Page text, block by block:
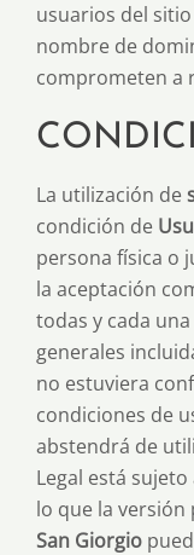
usuarios del
nombre de
comprometen a
La utilización de
condición de
persona física o
la aceptación
todas y cada
generales
no estuviera
condiciones de
abstendrá de
Legal está
lo que la
San Giorgio